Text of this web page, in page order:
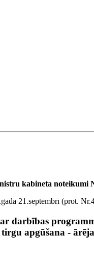
kabineta noteikumi
21.septembrī (prot.
darbības
apgūšana -